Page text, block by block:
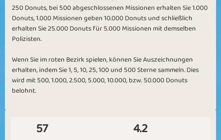
250 Donuts, bei 500 abgeschlossenen Missionen erhalten Sie 1.000
Donuts, 1.000 Missionen geben 10.000 Donuts und schließlich
erhalten Sie 25.000 Donuts für 5.000 Missionen mit demselben
Polizisten.
Wenn Sie im roten Bezirk spielen, können Sie Auszeichnungen
erhalten, indem Sie 1, 5, 10, 25, 100 und 500 Sterne sammeln. Dies
wird mit 500, 1.000, 2.500, 5.000, 10.000, bzw. 50.000 Donuts
belohnt.
57 4.2